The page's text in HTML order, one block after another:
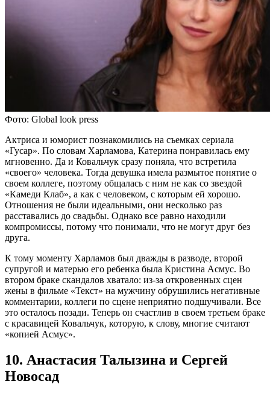
Фото: Global look press
Актриса и юморист познакомились на съемках сериала
«Гусар». По словам Харламова, Катерина понравилась ему
мгновенно. Да и Ковальчук сразу поняла, что встретила
«своего» человека. Тогда девушка имела размытое понятие о
своем коллеге, поэтому общалась с ним не как со звездой
«Камеди Клаб», а как с человеком, с которым ей хорошо.
Отношения не были идеальными, они несколько раз
расставались до свадьбы. Однако все равно находили
компромиссы, потому что понимали, что не могут друг без
друга.
К тому моменту Харламов был дважды в разводе, второй
супругой и матерью его ребенка была Кристина Асмус. Во
втором браке скандалов хватало: из-за откровенных сцен
жены в фильме «Текст» на мужчину обрушились негативные
комментарии, коллеги по сцене неприятно подшучивали. Все
это осталось позади. Теперь он счастлив в своем третьем браке
с красавицей Ковальчук, которую, к слову, многие считают
«копией Асмус».
10. Анастасия Талызина и Сергей
Новосад